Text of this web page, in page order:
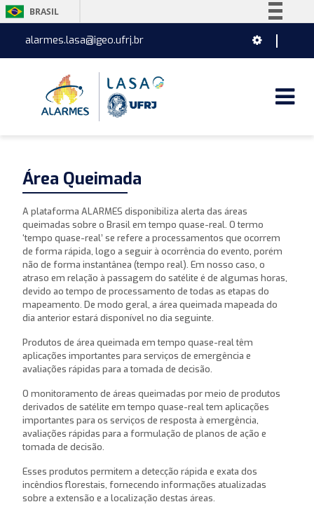
BRASIL
alarmes.lasa@igeo.ufrj.br
Área Queimada
A plataforma ALARMES disponibiliza alerta das áreas
queimadas sobre o Brasil em tempo quase-real. O termo
‘tempo quase-real’ se refere a processamentos que ocorrem
de forma rápida, logo a seguir à ocorrência do evento, porém
não de forma instantânea (tempo real). Em nosso caso, o
atraso em relação à passagem do satélite é de algumas horas,
devido ao tempo de processamento de todas as etapas do
mapeamento. De modo geral, a área queimada mapeada do
dia anterior estará disponível no dia seguinte.
Produtos de área queimada em tempo quase-real têm
aplicações importantes para serviços de emergência e
avaliações rápidas para a tomada de decisão.
O monitoramento de áreas queimadas por meio de produtos
derivados de satélite em tempo quase-real tem aplicações
importantes para os serviços de resposta à emergência,
avaliações rápidas para a formulação de planos de ação e
tomada de decisão.
Esses produtos permitem a detecção rápida e exata dos
incêndios florestais, fornecendo informações atualizadas
sobre a extensão e a localização destas áreas.